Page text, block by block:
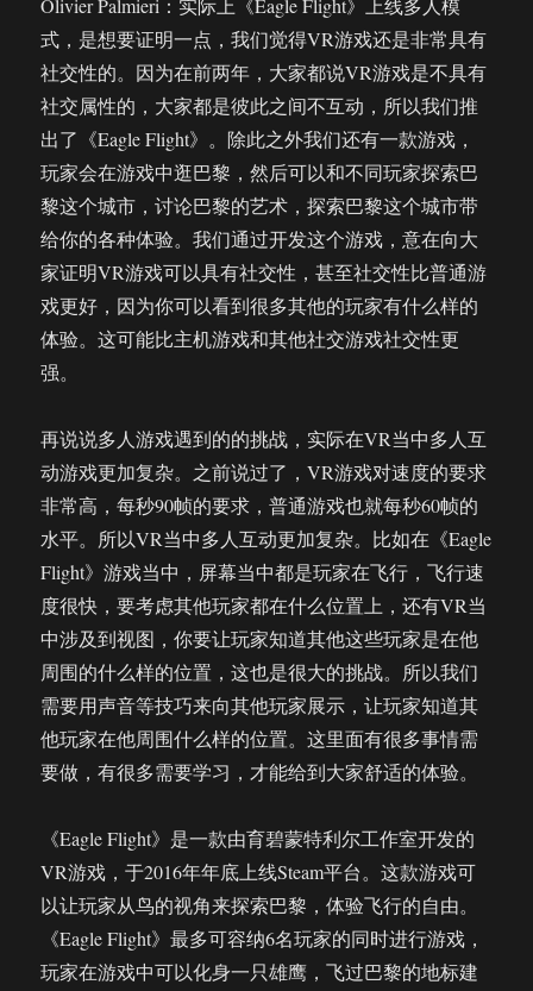
Olivier Palmieri：实际上《Eagle Flight》上线多人模
式，是想要证明一点，我们觉得VR游戏还是非常具有
社交性的。因为在前两年，大家都说VR游戏是不具有
社交属性的，大家都是彼此之间不互动，所以我们推
出了《Eagle Flight》。除此之外我们还有一款游戏，
玩家会在游戏中逛巴黎，然后可以和不同玩家探索巴
黎这个城市，讨论巴黎的艺术，探索巴黎这个城市带
给你的各种体验。我们通过开发这个游戏，意在向大
家证明VR游戏可以具有社交性，甚至社交性比普通游
戏更好，因为你可以看到很多其他的玩家有什么样的
体验。这可能比主机游戏和其他社交游戏社交性更
强。
再说说多人游戏遇到的的挑战，实际在VR当中多人互
动游戏更加复杂。之前说过了，VR游戏对速度的要求
非常高，每秒90帧的要求，普通游戏也就每秒60帧的
水平。所以VR当中多人互动更加复杂。比如在《Eagle
Flight》游戏当中，屏幕当中都是玩家在飞行，飞行速
度很快，要考虑其他玩家都在什么位置上，还有VR当
中涉及到视图，你要让玩家知道其他这些玩家是在他
周围的什么样的位置，这也是很大的挑战。所以我们
需要用声音等技巧来向其他玩家展示，让玩家知道其
他玩家在他周围什么样的位置。这里面有很多事情需
要做，有很多需要学习，才能给到大家舒适的体验。
《Eagle Flight》是一款由育碧蒙特利尔工作室开发的
VR游戏，于2016年年底上线Steam平台。这款游戏可
以让玩家从鸟的视角来探索巴黎，体验飞行的自由。
《Eagle Flight》最多可容纳6名玩家的同时进行游戏，
玩家在游戏中可以化身一只雄鹰，飞过巴黎的地标建